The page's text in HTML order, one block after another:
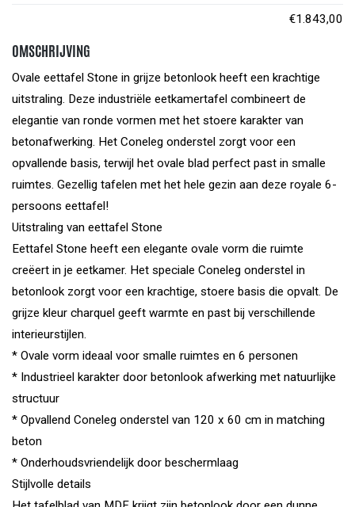
€1.843,00
OMSCHRIJVING
Ovale eettafel Stone in grijze betonlook heeft een krachtige
uitstraling. Deze industriële eetkamertafel combineert de
elegantie van ronde vormen met het stoere karakter van
betonafwerking. Het Coneleg onderstel zorgt voor een
opvallende basis, terwijl het ovale blad perfect past in smalle
ruimtes. Gezellig tafelen met het hele gezin aan deze royale 6-
persoons eettafel!
Uitstraling van eettafel Stone
Eettafel Stone heeft een elegante ovale vorm die ruimte
creëert in je eetkamer. Het speciale Coneleg onderstel in
betonlook zorgt voor een krachtige, stoere basis die opvalt. De
grijze kleur charquel geeft warmte en past bij verschillende
interieurstijlen.
* Ovale vorm ideaal voor smalle ruimtes en 6 personen
* Industrieel karakter door betonlook afwerking met natuurlijke
structuur
* Opvallend Coneleg onderstel van 120 x 60 cm in matching
beton
* Onderhoudsvriendelijk door beschermlaag
Stijlvolle details